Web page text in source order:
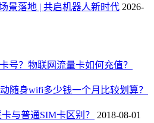
景落地 | 共启机器人新时代 2026-
号？物联网流量卡如何充值？
随身wifi多少钱一个月比较划算？
与普通SIM卡区别？
2018-08-01